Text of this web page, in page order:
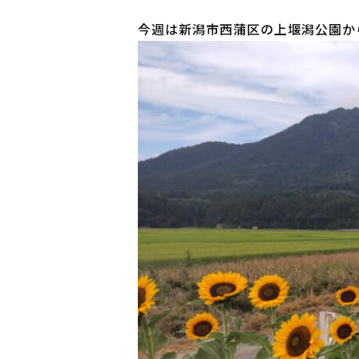
今週は新潟市西蒲区の上堰潟公園